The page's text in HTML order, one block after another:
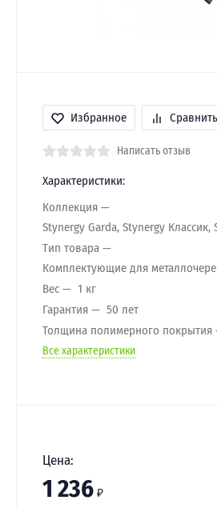
Избранное Сравнить
Написать отзыв
Характеристики:
Коллекция
Stynergy Garda, Stynergy Классик,
Тип товара
Комплектующие для
Вес
1 кг
Гарантия
50 лет
Толщина полимерного покрытия
Все характеристики
Цена:
1 236 ₽